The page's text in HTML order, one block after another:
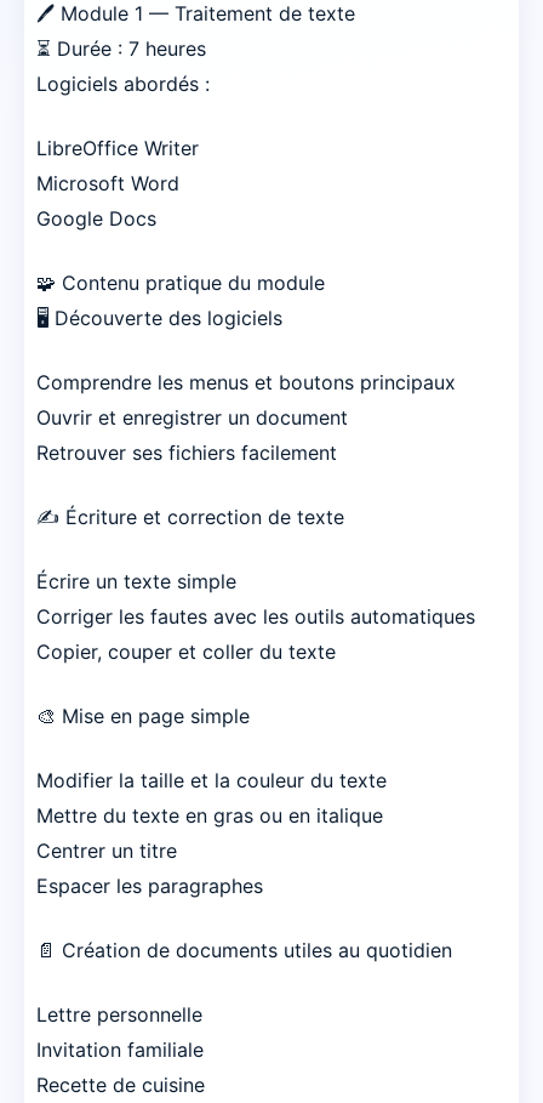
🖊️ Module 1 — Traitement de texte
⏳ Durée : 7 heures
Logiciels abordés :
LibreOffice Writer
Microsoft Word
Google Docs
🧩 Contenu pratique du module
🖥️ Découverte des logiciels
Comprendre les menus et boutons principaux
Ouvrir et enregistrer un document
Retrouver ses fichiers facilement
✍️ Écriture et correction de texte
Écrire un texte simple
Corriger les fautes avec les outils automatiques
Copier, couper et coller du texte
🎨 Mise en page simple
Modifier la taille et la couleur du texte
Mettre du texte en gras ou en italique
Centrer un titre
Espacer les paragraphes
📄 Création de documents utiles au quotidien
Lettre personnelle
Invitation familiale
Recette de cuisine